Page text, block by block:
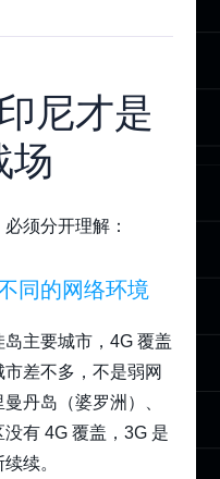
尼才是
场
须分开理解：
同的网络环境
主要城市，4G 覆盖
差不多，不是弱网
丹岛（婆罗洲）、
有 4G 覆盖，3G 是
续。